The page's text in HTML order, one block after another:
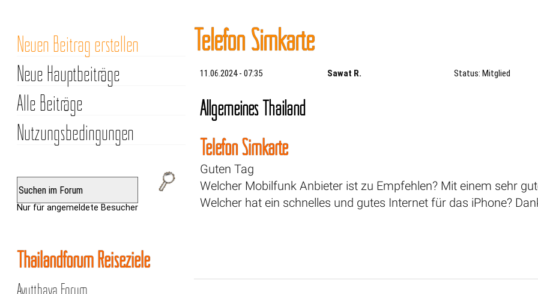
Telefon Simkarte
11.06.2024 - 07:35 Sawat R. Status: Mitglied
Allgemeines Thailand
Telefon Simkarte
Guten Tag
Welcher Mobilfunk Anbieter ist zu Empfehlen? Mit einem sehr
Welcher hat ein schnelles und gutes Internet für das iPhone?
Neuen Beitrag erstellen
Neue Hauptbeiträge
Alle Beiträge
Nutzungsbedingungen
Nur für angemeldete Besucher
Thailandforum Reiseziele